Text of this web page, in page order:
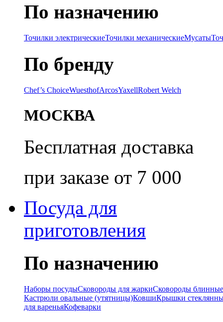
По назначению
Точилки электрическиеТочилки механическиеМусаты
По бренду
Chef’s ChoiceWuesthofArcosYaxellRobert Welch
МОСКВА
Бесплатная доставка
при заказе от 7 000
Посуда для
приготовления
По назначению
Наборы посудыСковороды для жаркиСковороды блинные
Кастрюли овальные (утятницы)КовшиКрышки
для вареньяКофеварки